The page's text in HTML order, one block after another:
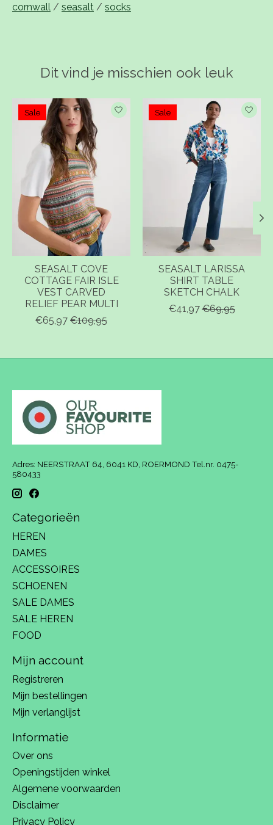
cornwall / seasalt / socks
Dit vind je misschien ook leuk
Items van productcarrousel
Sale
SEASALT COVE
COTTAGE FAIR ISLE
VEST CARVED
RELIEF PEAR MULTI
€65,97 €109,95
Sale
SEASALT LARISSA
SHIRT TABLE
SKETCH CHALK
€41,97 €69,95
Adres: NEERSTRAAT 64, 6041 KD, ROERMOND Tel.nr. 0475-
580433
Categorieën
HEREN
DAMES
ACCESSOIRES
SCHOENEN
SALE DAMES
SALE HEREN
FOOD
Mijn account
Registreren
Mijn bestellingen
Mijn verlanglijst
Informatie
Over ons
Openingstijden winkel
Algemene voorwaarden
Disclaimer
Privacy Policy